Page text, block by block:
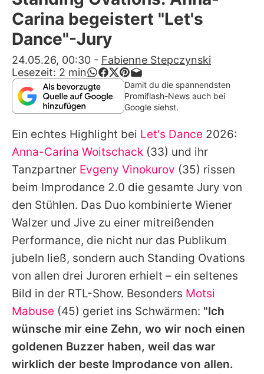
Alle Themen auf Promiflash
App runterladen
Team
Redaktionelle Richtlinien
Impressum
Datenschutzerklärung
Nutzungsbedingungen
Utiq verwalten
Carina begeistert "Let's
Dance"-Jury
24.05.26, 00:30 - Fabienne Stepczynski
Lesezeit: 2 min
Damit du die spannendsten
Promiflash-News auch bei
Google siehst.
Ein echtes Highlight bei Let's Dance 2026:
Anna-Carina Woitschack (33) und ihr
Tanzpartner Evgeny Vinokurov (35) rissen
beim Improdance 2.0 die gesamte Jury von
den Stühlen. Das Duo kombinierte Wiener
Walzer und Jive zu einer mitreißenden
Performance, die nicht nur das Publikum
jubeln ließ, sondern auch Standing Ovations
von allen drei Juroren erhielt – ein seltenes
Bild in der RTL-Show. Besonders Motsi
Mabuse (45) geriet ins Schwärmen: "Ich
wünsche mir eine Zehn, wo wir noch einen
goldenen Buzzer haben, weil das war
wirklich der beste Improdance von allen.